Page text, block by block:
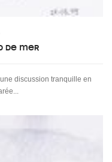
de mer
discussion tranquille en